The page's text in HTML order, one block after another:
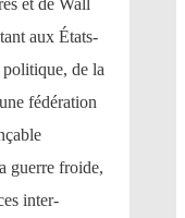
et de Wall
aux États-
de la
fédération
guerre froide,
inter-